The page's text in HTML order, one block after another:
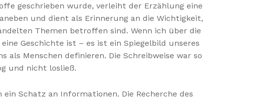
geschrieben wurde, verleiht der Erzählung eine
und dient als Erinnerung an die Wichtigkeit,
Themen betroffen sind. Wenn ich über die
Geschichte ist – es ist ein Spiegelbild unseres
Menschen definieren. Die Schreibweise war so
und nicht losließ.
Schatz an Informationen. Die Recherche des